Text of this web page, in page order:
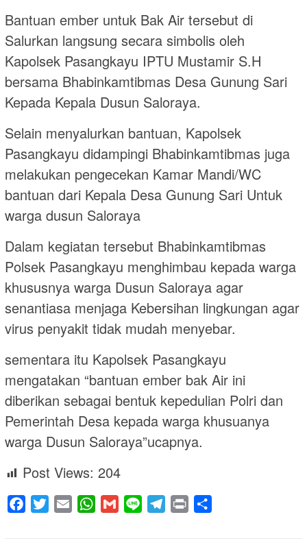
Bantuan ember untuk Bak Air tersebut di
Salurkan langsung secara simbolis oleh
Kapolsek Pasangkayu IPTU Mustamir S.H
bersama Bhabinkamtibmas Desa Gunung Sari
Kepada Kepala Dusun Saloraya.
Selain menyalurkan bantuan, Kapolsek
Pasangkayu didampingi Bhabinkamtibmas juga
melakukan pengecekan Kamar Mandi/WC
bantuan dari Kepala Desa Gunung Sari Untuk
warga dusun Saloraya
Dalam kegiatan tersebut Bhabinkamtibmas
Polsek Pasangkayu menghimbau kepada warga
khususnya warga Dusun Saloraya agar
senantiasa menjaga Kebersihan lingkungan agar
virus penyakit tidak mudah menyebar.
sementara itu Kapolsek Pasangkayu
mengatakan “bantuan ember bak Air ini
diberikan sebagai bentuk kepedulian Polri dan
Pemerintah Desa kepada warga khusuanya
warga Dusun Saloraya”ucapnya.
Post Views: 204
Facebook
Twitter Email WhatsApp
Gmail Line Telegram
Print